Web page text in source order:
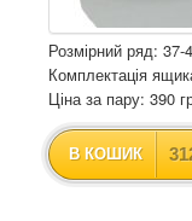
Розмірний ряд: 37-
Комплектація
Ціна за пару: 390
В КОШИК